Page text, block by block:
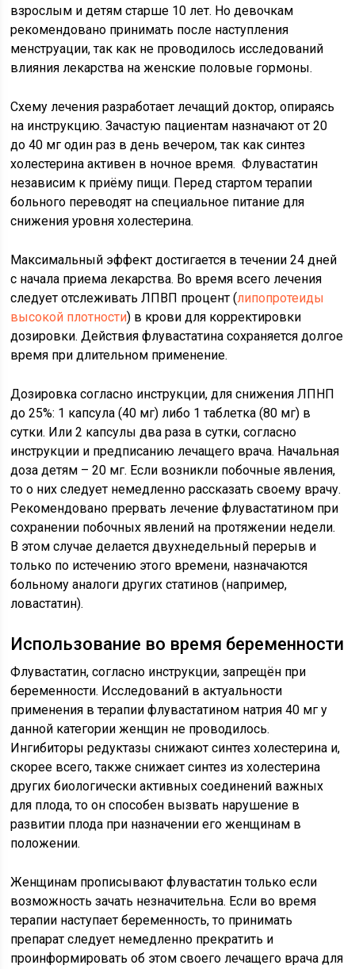
взрослым и детям старше 10 лет. Но девочкам
рекомендовано принимать после наступления
менструации, так как не проводилось исследований
влияния лекарства на женские половые гормоны.
Схему лечения разработает лечащий доктор, опираясь
на инструкцию. Зачастую пациентам назначают от 20
до 40 мг один раз в день вечером, так как синтез
холестерина активен в ночное время. Флувастатин
независим к приёму пищи. Перед стартом терапии
больного переводят на специальное питание для
снижения уровня холестерина.
Максимальный эффект достигается в течении 24 дней
с начала приема лекарства. Во время всего лечения
следует отслеживать ЛПВП процент (липопротеиды
высокой плотности) в крови для корректировки
дозировки. Действия флувастатина сохраняется долгое
время при длительном применение.
Дозировка согласно инструкции, для снижения ЛПНП
до 25%: 1 капсула (40 мг) либо 1 таблетка (80 мг) в
сутки. Или 2 капсулы два раза в сутки, согласно
инструкции и предписанию лечащего врача. Начальная
доза детям – 20 мг. Если возникли побочные явления,
то о них следует немедленно рассказать своему врачу.
Рекомендовано прервать лечение флувастатином при
сохранении побочных явлений на протяжении недели.
В этом случае делается двухнедельный перерыв и
только по истечению этого времени, назначаются
больному аналоги других статинов (например,
ловастатин).
Использование во время беременности
Флувастатин, согласно инструкции, запрещён при
беременности. Исследований в актуальности
применения в терапии флувастатином натрия 40 мг у
данной категории женщин не проводилось.
Ингибиторы редуктазы снижают синтез холестерина и,
скорее всего, также снижает синтез из холестерина
других биологически активных соединений важных
для плода, то он способен вызвать нарушение в
развитии плода при назначении его женщинам в
положении.
Женщинам прописывают флувастатин только если
возможность зачать незначительна. Если во время
терапии наступает беременность, то принимать
препарат следует немедленно прекратить и
проинформировать об этом своего лечащего врача для